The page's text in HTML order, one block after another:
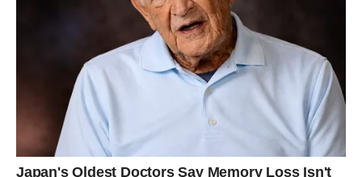
Osjetićete da se život konačno slaže onako kako ste
BLIZANCI
Pred vama su neočekivane vijesti i susreti koji vam mogu
potpuno promijeniti planove. Jedna osoba pokazuje